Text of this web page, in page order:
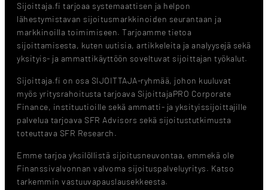
Sijoittaja.fi tarjoaa systemaattisen ja helpon
lähestymistavan sijoitusmarkkinoiden seurantaan ja
markkinoilla toimimiseen. Tarjoamme tietoa
sijoittamisesta, kuten uutisia, artikkeleita ja analyysejä sekä
yksityis- ja ammattikäyttöön soveltuvat sijoittajan työkalut.
Sijoittaja.fi on osa SIJOITTAJA-ryhmää, johon kuuluvat
myös yritysrahoitusta tarjoava SijoittajaPRO Corporate
Finance, instituutioille sekä ammatti- ja yksityissijoittajille
palvelua tarjoava SFR Advisors sekä sijoitustutkimusta
toteuttava SFR Research.
Emme tarjoa yksilöllistä sijoitusneuvontaa, emmekä ole
Finanssivalvonnan valvoma sijoituspalveluyritys. Katso
tarkemmin vastuuvapauslausekkeesta.